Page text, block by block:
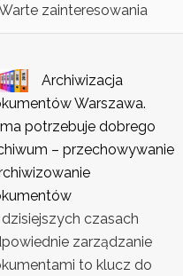
zainteresowania
Archiwizacja
Warszawa.
potrzebuje dobrego
– przechowywanie
czasach
zarządzanie
to klucz do